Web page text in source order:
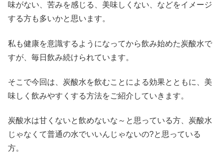
味がない、苦みを感じる、美味しくない、などをイメージ
する方も多いかと思います。
私も健康を意識するようになってから飲み始めた炭酸水で
すが、毎日飲み続けられています。
そこで今回は、 炭酸水を飲むことによる効果とともに、美
味しく飲みやすくする方法をご紹介 していきます。
炭酸水は甘くないと飲めないな～と思っている方、炭酸水
じゃなくて普通の水でいいんじゃないの?と思っている
方。